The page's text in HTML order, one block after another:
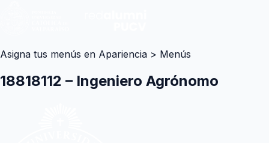
Asigna tus menús en Apariencia > Menús
18818112 – Ingeniero Agrónomo